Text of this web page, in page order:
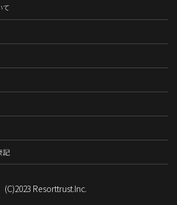
て
記
(C)2023 Resorttrust.Inc.